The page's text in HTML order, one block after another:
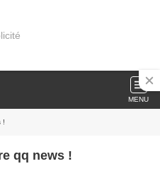
MENU
!
qq news !